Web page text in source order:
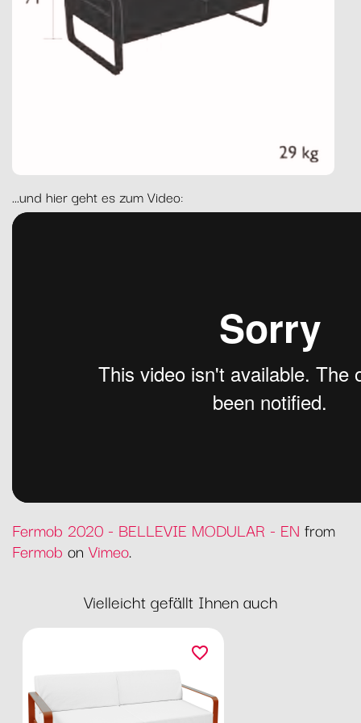
...und hier geht es zum Video:
Fermob 2020 - BELLEVIE MODULAR - EN from
Fermob on Vimeo.
Vielleicht gefällt Ihnen auch
favorite_border